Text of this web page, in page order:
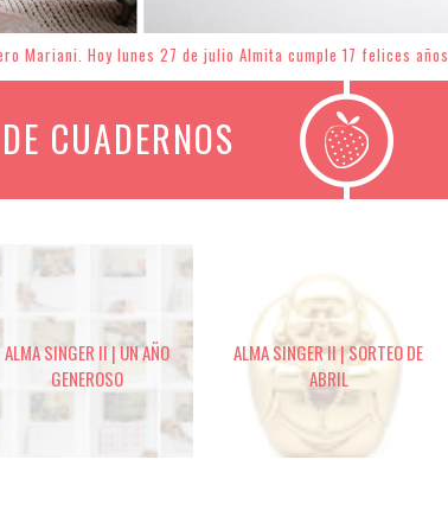
Mariani. Hoy lunes 27 de julio Almita cumple 17 felices
CUADERNOS
ALMA SINGER II | UN AÑO
GENEROSO
ALMA SINGER II | SORTEO DE
ABRIL